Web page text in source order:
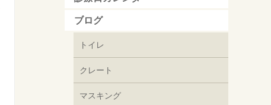
ブログ
トイレ
クレート
マスキング